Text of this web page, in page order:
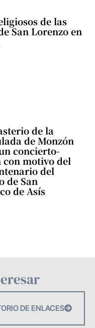
de las
San Lorenzo en
de la
de Monzón
concierto-
con motivo del
del
de San
de Asís
DE ENLACES